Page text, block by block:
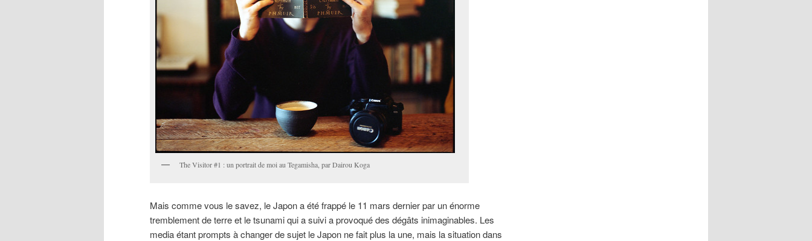
The Visitor #1 : un portrait de moi au Tegamisha, par Dairou Koga
Mais comme vous le savez, le Japon a été frappé le 11 mars dernier par un énorme
tremblement de terre et le tsunami qui a suivi a provoqué des dégâts inimaginables. Les
media étant prompts à changer de sujet le Japon ne fait plus la une, mais la situation dans